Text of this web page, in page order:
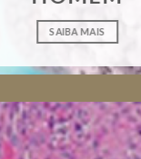
SAIBA MAIS